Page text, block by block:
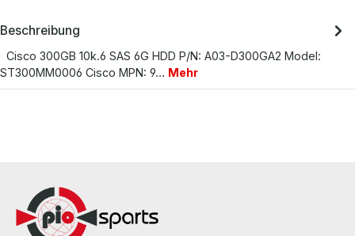
Beschreibung
Cisco 300GB 10k.6 SAS 6G HDD P/N: A03-D300GA2 Model:
ST300MM0006 Cisco MPN: 9… Mehr